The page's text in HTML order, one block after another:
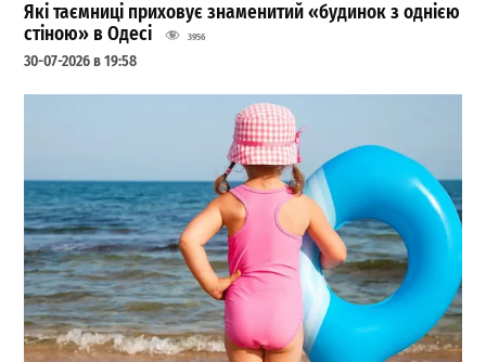
Які таємниці приховує знаменитий «будинок з однією
стіною» в Одесі
3956
30-07-2026 в 19:58